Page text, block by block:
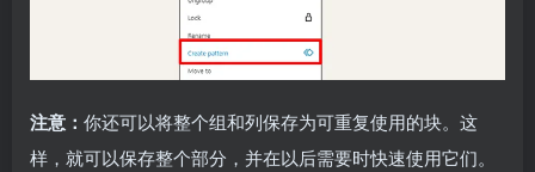
注意： 你还可以将整个组和列保存为可重复使用的块。这
样，就可以保存整个部分，并在以后需要时快速使用它们。